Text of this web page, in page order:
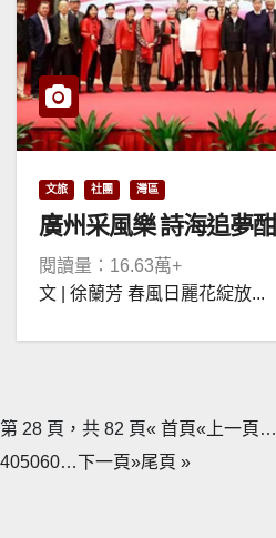
文旅 社團 灣區
廣州采風樂 詩海追夢酣
閱讀量：16.63萬+
文 | 徐蘭芳 春風日麗花綻放...
第 28 頁，共 82 頁« 首頁«上一頁 …
405060…下一頁»尾頁 »